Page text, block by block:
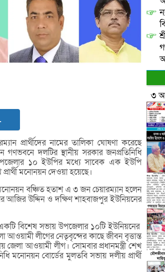
প্রার্থীদের নামের তালিকা ঘোষণা করেছে
গণভবনে দলটির স্থানীয় সরকার জনপ্রতিনিধি
১০ ইউপির মধ্যে সাবেক এক ইউপি
মনোনয়ন দেওয়া হয়েছে।
বঞ্চিত হতাশ এ ৩ জন চেয়ারম্যান হলেন
আজির উদ্দিন ও দক্ষিণ শাহবাজপুর ইউনিয়নের
বিশেষ সভায় উপজেলার ১০টি ইউনিয়নের
আওয়ামী লীগের নেতৃবৃন্দের কাছে জীবন বৃত্তান্ত
জেলা আওয়ামী লীগ। সোমবার প্রধানমন্ত্রী শেখ
মনোনয়ন বোর্ডের মুলতবি সভায় দলীয় প্রার্থী
৩